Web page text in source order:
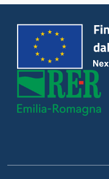
Agricoltura,